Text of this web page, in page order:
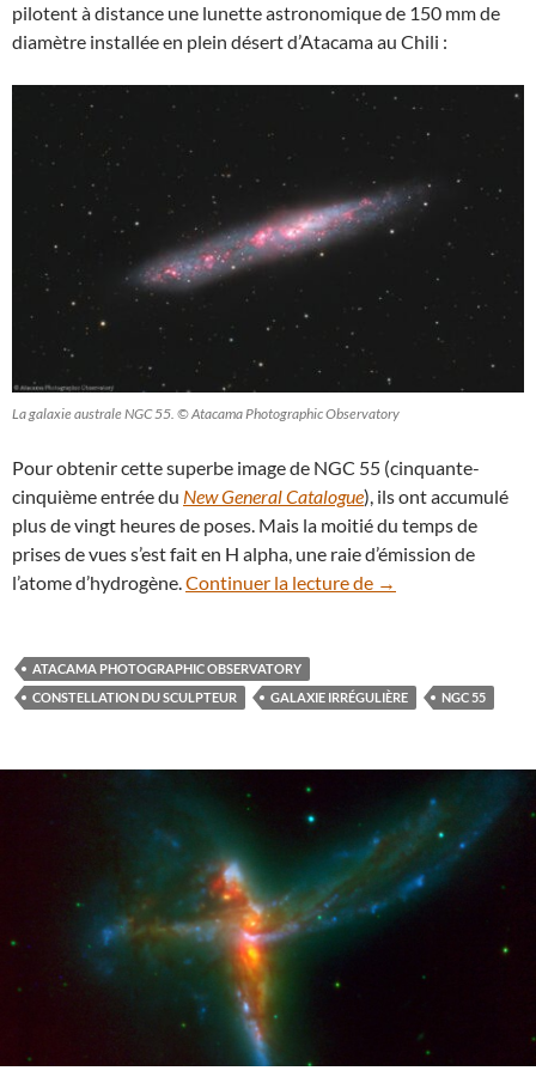
pilotent à distance une lunette astronomique de 150 mm de
diamètre installée en plein désert d’Atacama au Chili :
La galaxie australe NGC 55. © Atacama Photographic Observatory
Pour obtenir cette superbe image de NGC 55 (cinquante-
cinquième entrée du New General Catalogue), ils ont accumulé
plus de vingt heures de poses. Mais la moitié du temps de
prises de vues s’est fait en H alpha, une raie d’émission de
l’atome d’hydrogène. Continuer la lecture de La belle galaxie
→
ATACAMA PHOTOGRAPHIC OBSERVATORY
CONSTELLATION DU SCULPTEUR
GALAXIE IRRÉGULIÈRE NGC 55